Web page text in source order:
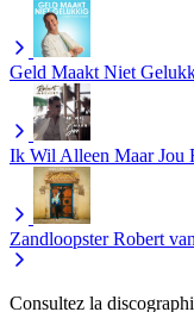
Geld Maakt Niet
Ik Wil Alleen Maar Jou
Zandloopster Robert
Consultez la